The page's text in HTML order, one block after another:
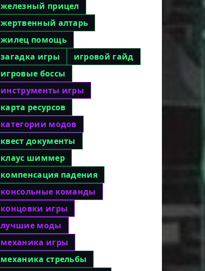
железный прицел
жертвенный алтарь
жилец помощь
загадка игры
игровой гайд
игровые боссы
инструменты игры
карта ресурсов
категории модов
квест документы
клаус шиммер
компенсация падения
консольные команды
концовки игры
лучшие моды
механика игры
механика стрельбы